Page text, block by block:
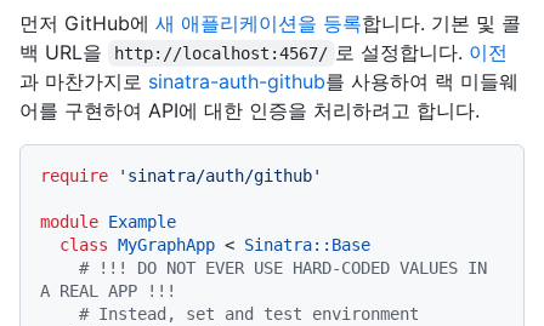
먼저 GitHub에 새 애플리케이션을 등록합니다. 기본 및 콜
백 URL을
http://localhost:4567/ 로 설정합니다. 이전
과 마찬가지로 sinatra-auth-github를 사용하여 랙 미들웨
어를 구현하여 API에 대한 인증을 처리하려고 합니다.
require 'sinatra/auth/github'
module Example
class MyGraphApp < Sinatra::Base
# !!! DO NOT EVER USE HARD-CODED VALUES IN
A REAL APP !!!
# Instead, set and test environment